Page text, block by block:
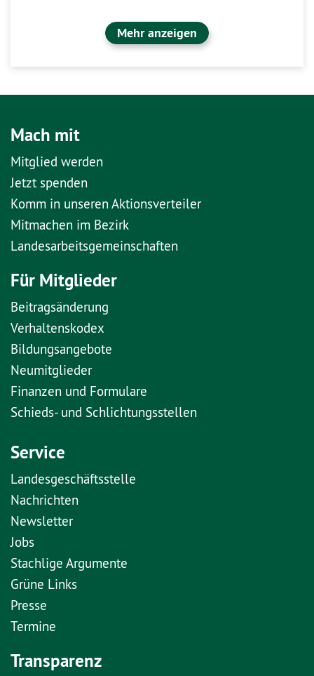
Mehr anzeigen
Mach mit
Mitglied werden
Jetzt spenden
Komm in unseren Aktionsverteiler
Mitmachen im Bezirk
Landesarbeitsgemeinschaften
Für Mitglieder
Beitragsänderung
Verhaltenskodex
Bildungsangebote
Neumitglieder
Finanzen und Formulare
Schieds- und Schlichtungsstellen
Service
Landesgeschäftsstelle
Nachrichten
Newsletter
Jobs
Stachlige Argumente
Grüne Links
Presse
Termine
Transparenz